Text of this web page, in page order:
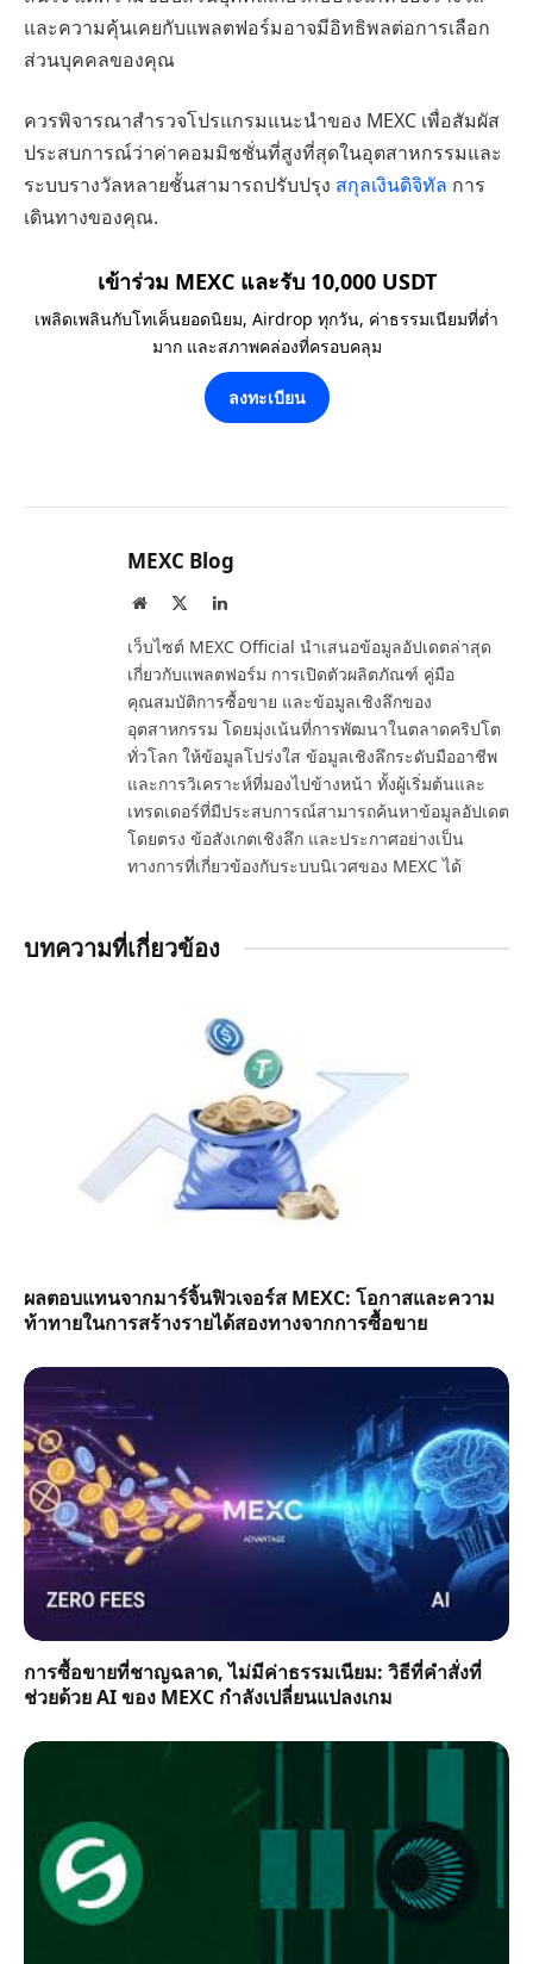
และความคุ้นเคยกับแพลตฟอร์มอาจมีอิทธิพลต่อการเลือก
ส่วนบุคคลของคุณ
ควรพิจารณาสำรวจโปรแกรมแนะนำของ MEXC เพื่อสัมผัส
ประสบการณ์ว่าค่าคอมมิชชั่นที่สูงที่สุดในอุตสาหกรรมและ
ระบบรางวัลหลายชั้นสามารถปรับปรุง สกุลเงินดิจิทัล การ
เดินทางของคุณ.
เข้าร่วม MEXC และรับ 10,000 USDT
เพลิดเพลินกับโทเค็นยอดนิยม, Airdrop ทุกวัน, ค่าธรรมเนียมที่ต่ำ
มาก และสภาพคล่องที่ครอบคลุม
ลงทะเบียน
MEXC Blog
Website LinkedIn
เว็บไซต์ MEXC Official นำเสนอข้อมูลอัปเดตล่าสุด
เกี่ยวกับแพลตฟอร์ม การเปิดตัวผลิตภัณฑ์ คู่มือ
คุณสมบัติการซื้อขาย และข้อมูลเชิงลึกของ
อุตสาหกรรม โดยมุ่งเน้นที่การพัฒนาในตลาดคริปโต
ทั่วโลก ให้ข้อมูลโปร่งใส ข้อมูลเชิงลึกระดับมืออาชีพ
และการวิเคราะห์ที่มองไปข้างหน้า ทั้งผู้เริ่มต้นและ
เทรดเดอร์ที่มีประสบการณ์สามารถค้นหาข้อมูลอัปเดต
โดยตรง ข้อสังเกตเชิงลึก และประกาศอย่างเป็น
ทางการที่เกี่ยวข้องกับระบบนิเวศของ MEXC ได้
บทความที่เกี่ยวข้อง
ผลตอบแทนจากมาร์จิ้นฟิวเจอร์ส MEXC: โอกาสและความ
ท้าทายในการสร้างรายได้สองทางจากการซื้อขาย
การซื้อขายที่ชาญฉลาด, ไม่มีค่าธรรมเนียม: วิธีที่คำสั่งที่
ช่วยด้วย AI ของ MEXC กำลังเปลี่ยนแปลงเกม